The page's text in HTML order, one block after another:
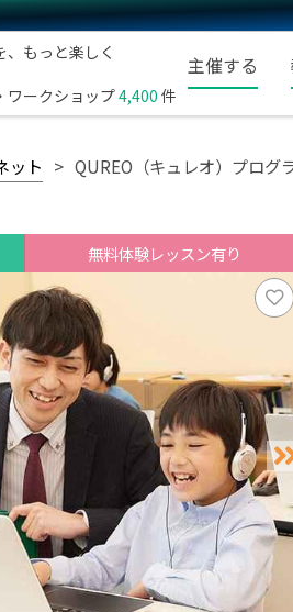
もっと楽しく
ワークショップ4,400 件
主催する
ット QUREO（キュレオ）プログ
無料体験レッスン有り